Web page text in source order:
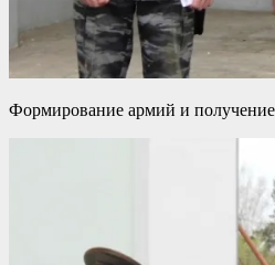
Формирование армий и получение